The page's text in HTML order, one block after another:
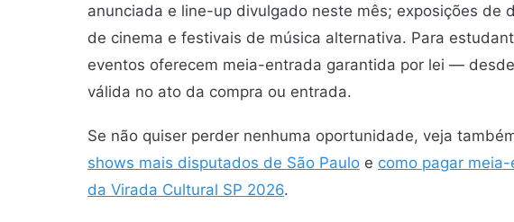
anunciada e line-up divulgado neste mês; exposições de
de cinema e festivais de música alternativa. Para
eventos oferecem meia-entrada garantida por lei —
válida no ato da compra ou entrada.
Se não quiser perder nenhuma oportunidade, veja
shows mais disputados de São Paulo e como pagar
da Virada Cultural SP 2026.